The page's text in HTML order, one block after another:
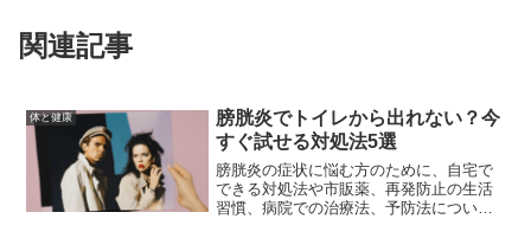
関連記事
体と健康
膀胱炎でトイレから出れない？今
すぐ試せる対処法5選
膀胱炎の症状に悩む方のために、自宅で
できる対処法や市販薬、再発防止の生活
習慣、病院での治療法、予防法について